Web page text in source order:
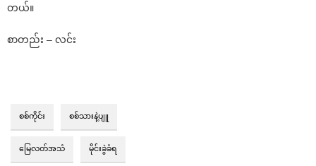
တယ်။
စာတည်း – လင်း
စစ်ကိုင်း စစ်သားနဲ့ပျူ
‌မြေလတ်အသံ မိုင်းခွဲခံရ